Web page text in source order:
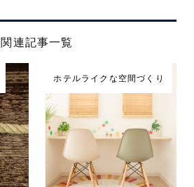
関連記事一覧
ホテルライクな空間づくり